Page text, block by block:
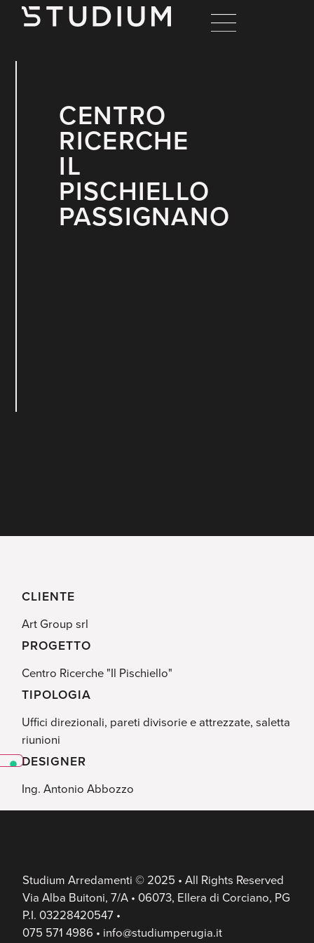
CENTRO
RICERCHE
IL
PISCHIELLO
PASSIGNANO
CLIENTE
Art Group srl
PROGETTO
Centro Ricerche "Il Pischiello"
TIPOLOGIA
Uffici direzionali, pareti divisorie e attrezzate, saletta
riunioni
DESIGNER
Ing. Antonio Abbozzo
Studium Arredamenti © 2025 • All Rights Reserved
Via Alba Buitoni, 7/A • 06073, Ellera di Corciano, PG
P.I. 03228420547 •
075 571 4986 • info@studiumperugia.it